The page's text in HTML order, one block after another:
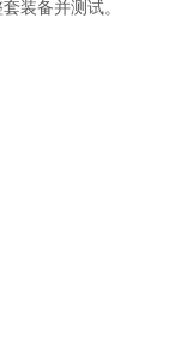
装备并测试。